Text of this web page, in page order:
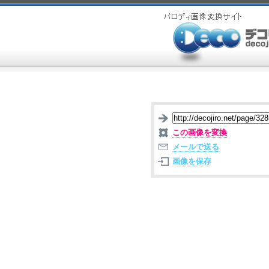
この画像を変換
メールで送る
画像を保存